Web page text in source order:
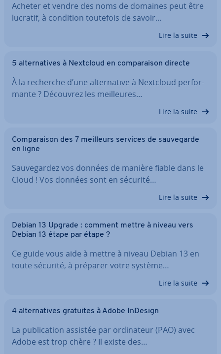
Acheter et vendre des noms de domaines peut être
lucratif, à condition toutefois de savoir…
Lire la suite
5 al­ter­na­tives à Nextcloud en com­pa­rai­son directe
À la recherche d’une al­ter­na­tive à Nextcloud per­for­
mante ? Découvrez les meil­leures…
Lire la suite
Com­pa­rai­son des 7 meilleurs services de sau­ve­garde
en ligne
Sau­ve­gar­dez vos données de manière fiable dans le
Cloud ! Vos données sont en sécurité…
Lire la suite
Debian 13 Upgrade : comment mettre à niveau vers
Debian 13 étape par étape ?
Ce guide vous aide à mettre à niveau Debian 13 en
toute sécurité, à préparer votre système…
Lire la suite
4 al­ter­na­tives gratuites à Adobe InDesign
La pu­bli­ca­tion assistée par or­di­na­teur (PAO) avec
Adobe est trop chère ? Il existe des…